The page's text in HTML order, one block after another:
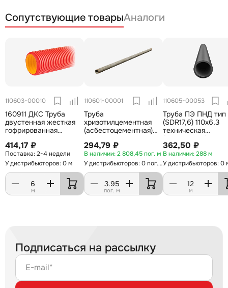
Сопутствующие товарыАналоги
110603-00010
160911 ДКС Труба
двустенная жесткая
гофрированная
SN12, 1030Н, отрезок 6
м
414,17 ₽
2-4 недели
У дистрибьюторов: 0 м
м
110601-00001
Труба
хризотилцементная
(асбестоцементная)
L=3,95п.м ГОСТ 31416-
2009
294,79 ₽
2 808,45 пог. м
У дистрибьюторов: 0 пог. м
пог. м
110605-00053
Труба ПЭ ПНД тип
(SDR17,6) 110х6,3
техническая
(отрезок12 м)
362,50 ₽
288 м
У дистрибьюторов: 0
м
Подписаться на рассылку
E-mail*